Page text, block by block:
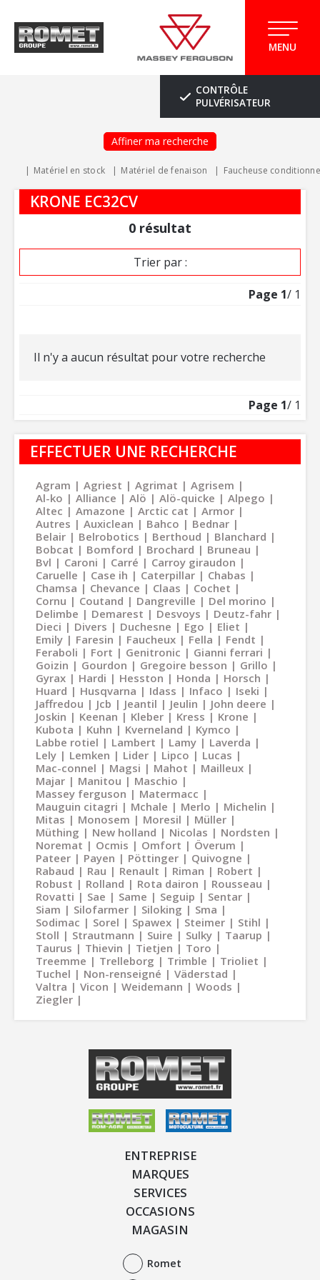
MENU
CONTRÔLE
PULVÉRISATEUR
Affiner ma recherche
Matériel en stock Matériel de fenaison Faucheuse
KRONE EC32CV
0 résultat
Trier par :
Page 1/ 1
Il n'y a aucun résultat pour votre recherche
Page 1/ 1
EFFECTUER UNE RECHERCHE
Agram Agriest Agrimat
Agrisem
Al-ko
Alliance Alö Alö-quicke
Alpego
Altec
Amazone Arctic cat
Armor
Autres
Auxiclean Bahco
Bednar
Belair
Belrobotics Berthoud
Blanchard
Bobcat
Bomford Brochard
Bruneau
Bvl
Caroni Carré
Carroy giraudon
Caruelle
Case ih Caterpillar
Chabas
Chamsa
Chevance Claas
Cochet
Cornu
Coutand Dangreville
Del morino
Delimbe
Demarest Desvoys
Deutz-fahr
Dieci
Divers Duchesne Ego
Eliet
Emily
Faresin Faucheux Fella
Fendt
Feraboli
Fort Genitronic
Gianni ferrari
Goizin
Gourdon Gregoire besson
Grillo
Gyrax
Hardi Hesston Honda
Horsch
Huard
Husqvarna Idass Infaco
Iseki
Jaffredou
Jcb Jeantil Jeulin
John deere
Joskin
Keenan Kleber Kress
Krone
Kubota
Kuhn Kverneland
Kymco
Labbe rotiel
Lambert Lamy
Laverda
Lely
Lemken Lider Lipco
Lucas
Mac-connel
Magsi Mahot
Mailleux
Majar
Manitou
Maschio
Massey ferguson
Matermacc
Mauguin citagri
Mchale Merlo
Michelin
Mitas
Monosem Moresil
Müller
Müthing
New holland Nicolas
Nordsten
Noremat
Ocmis Omfort
Överum
Pateer
Payen Pöttinger
Quivogne
Rabaud
Rau Renault Riman
Robert
Robust
Rolland Rota dairon
Rousseau
Rovatti
Sae Same Seguip
Sentar
Siam
Silofarmer Siloking
Sma
Sodimac
Sorel Spawex Steimer
Stihl
Stoll
Strautmann Suire Sulky
Taarup
Taurus
Thievin Tietjen
Toro
Treemme
Trelleborg Trimble
Trioliet
Tuchel
Non-renseigné
Väderstad
Valtra
Vicon Weidemann
Woods
Ziegler
ENTREPRISE
MARQUES
SERVICES
OCCASIONS
MAGASIN
Romet